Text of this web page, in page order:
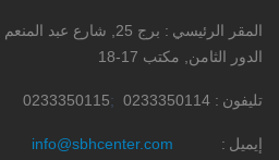
المقر الرئيسي
برج 25, شارع عبد
الدور الثامن, مكتب 17-18
تليفون 0233350114
0233350115
إيميل info@sbhcenter.com